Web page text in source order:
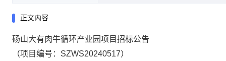
正文内容
砀山大有肉牛循环产业园项目招标公告
（项目编号： SZWS20240517）